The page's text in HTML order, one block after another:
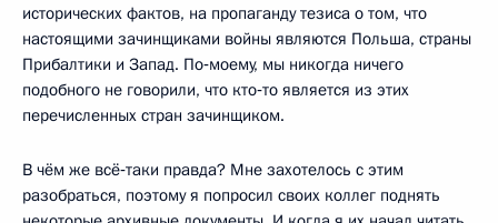
исторических фактов, на пропаганду тезиса о том, что
настоящими зачинщиками войны являются Польша, страны
Прибалтики и Запад. По‑моему, мы никогда ничего
подобного не говорили, что кто‑то является из этих
перечисленных стран зачинщиком.
В чём же всё‑таки правда? Мне захотелось с этим
разобраться, поэтому я попросил своих коллег поднять